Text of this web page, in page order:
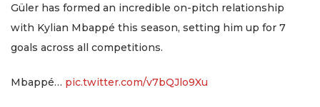
Güler has formed an incredible on-pitch relationship
with Kylian Mbappé this season, setting him up for 7
goals across all competitions.
Mbappé… pic.twitter.com/v7bQJlo9Xu